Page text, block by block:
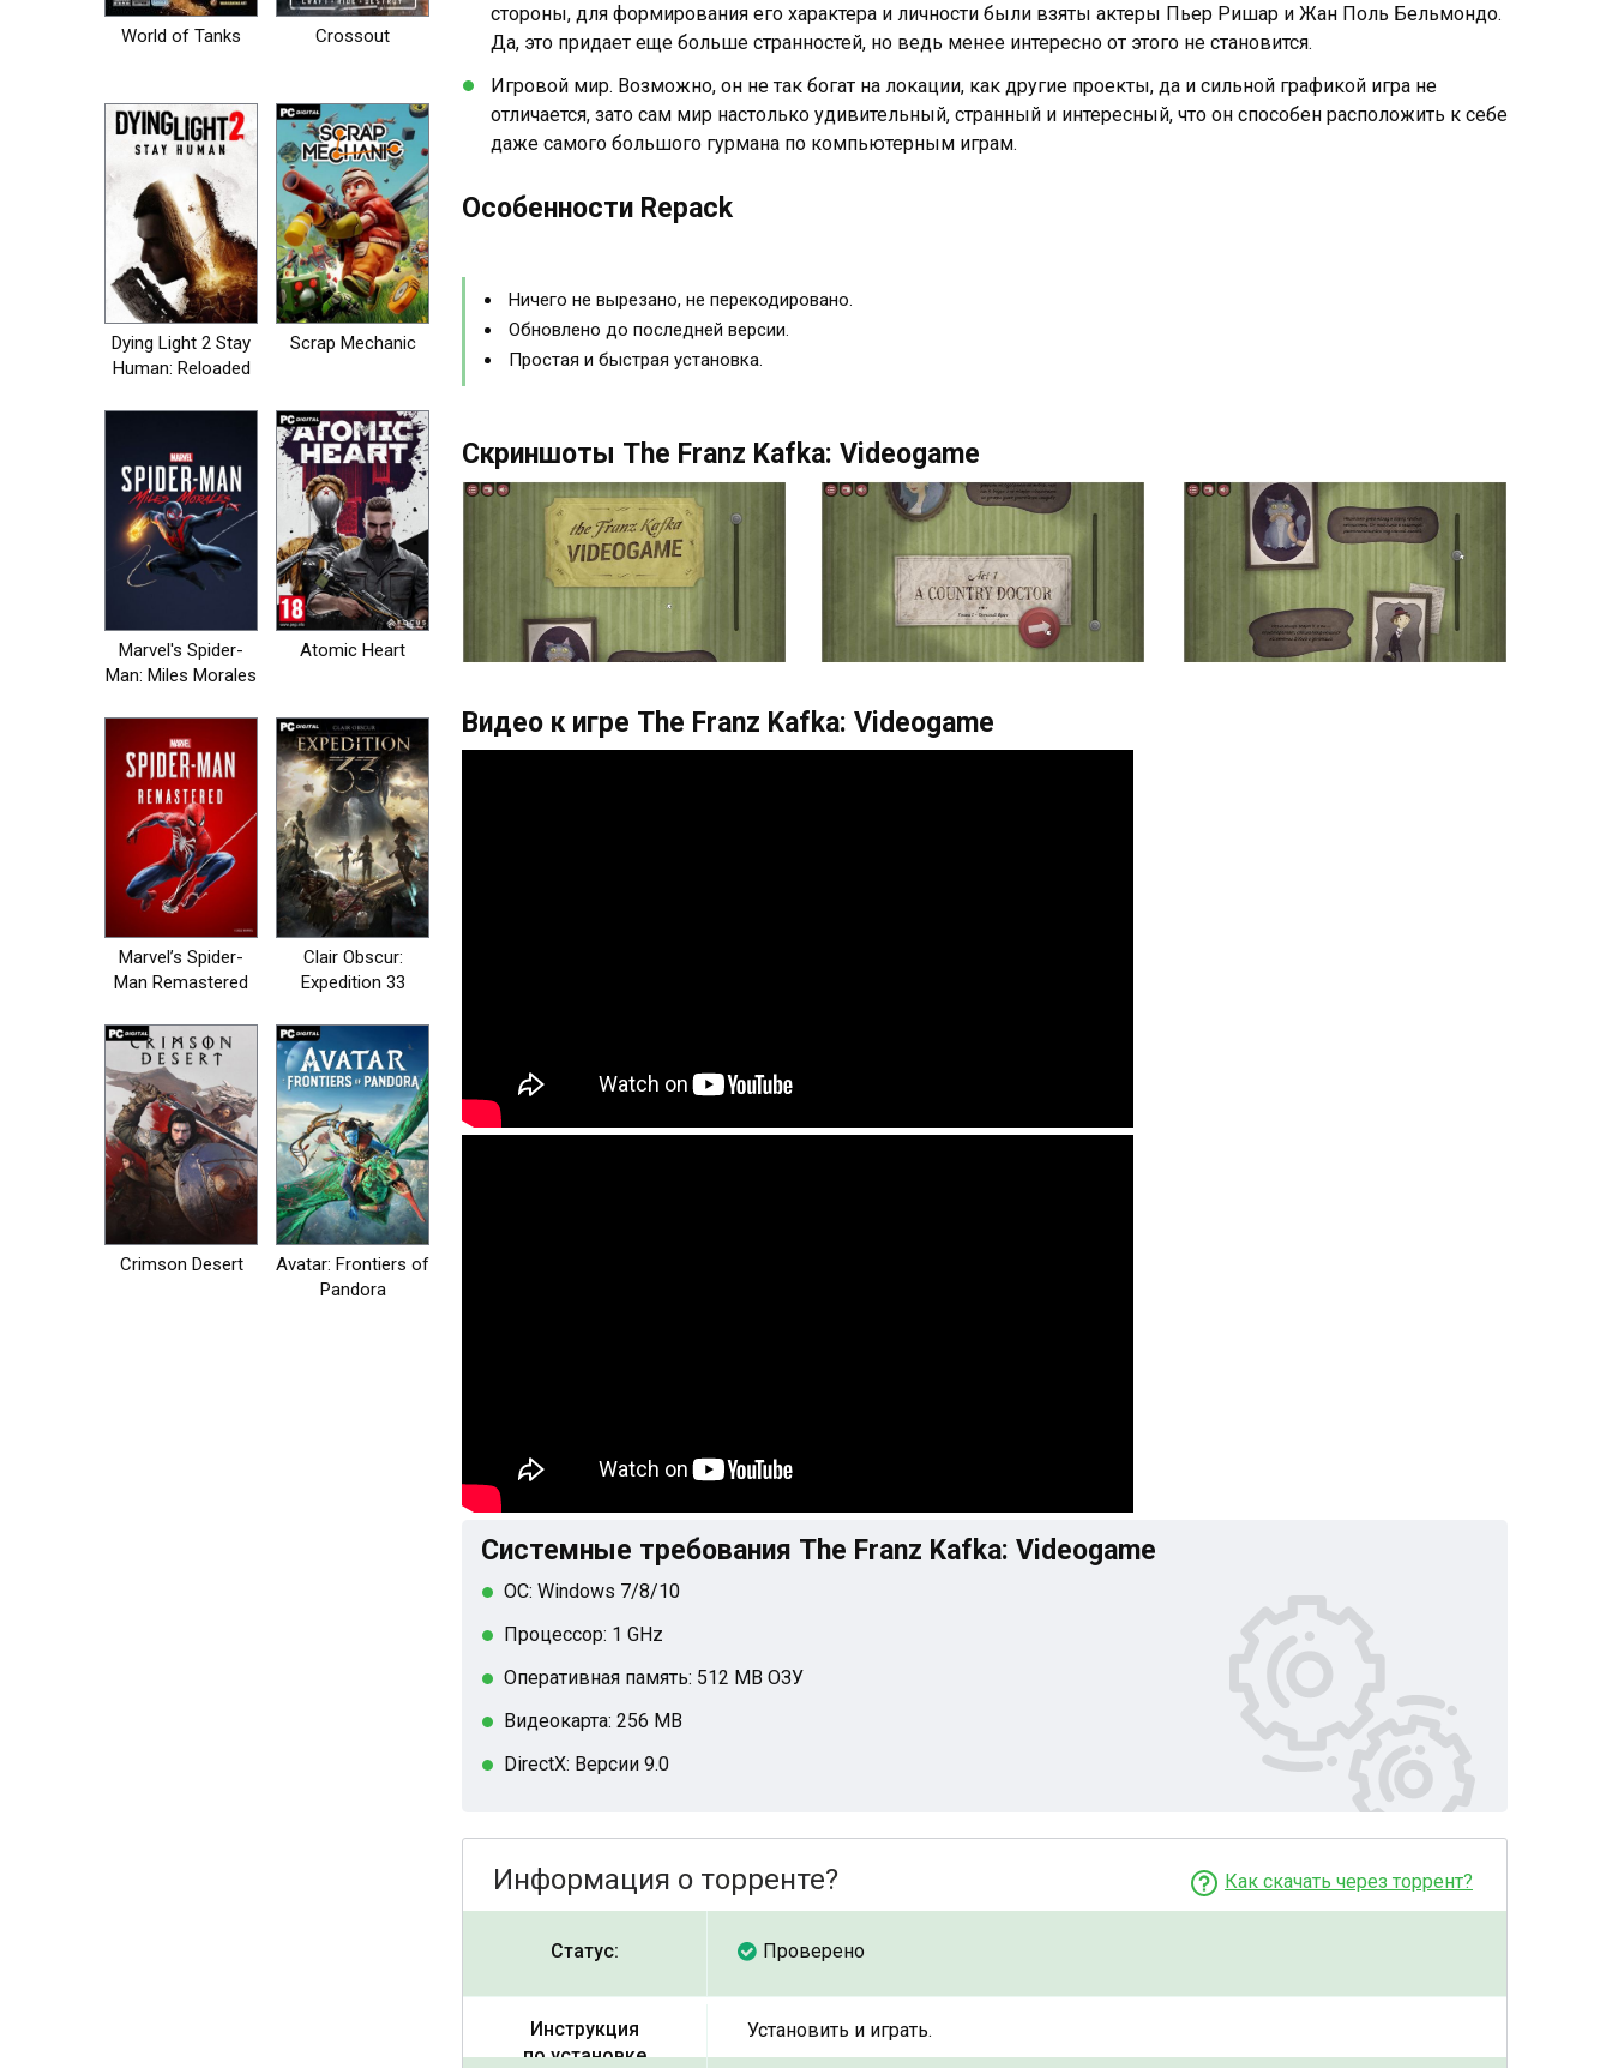
World of Tanks Crossout
Dying Light 2 Stay
Human: Reloaded
Scrap Mechanic
Marvel's Spider-
Man: Miles Morales
Atomic Heart
Marvel’s Spider-
Man Remastered
Clair Obscur:
Expedition 33
Crimson Desert
Avatar: Frontiers of
Pandora
стороны, для формирования его характера и личности были взяты актеры Пьер Ришар и Жан Поль Бельмондо.
Да, это придает еще больше странностей, но ведь менее интересно от этого не становится.
Игровой мир. Возможно, он не так богат на локации, как другие проекты, да и сильной графикой игра не
отличается, зато сам мир настолько удивительный, странный и интересный, что он способен расположить к себе
даже самого большого гурмана по компьютерным играм.
Особенности Repack
Ничего не вырезано, не перекодировано.
Обновлено до последней версии.
Простая и быстрая установка.
Скриншоты The Franz Kafka: Videogame
Видео к игре The Franz Kafka: Videogame
Системные требования The Franz Kafka: Videogame
ОС: Windows 7/8/10
Процессор: 1 GHz
Оперативная память: 512 MB ОЗУ
Видеокарта: 256 MB
DirectX: Версии 9.0
Как скачать через торрент?
Информация о торренте?
Статус: Проверено
Инструкция
по установке
Установить и играть.